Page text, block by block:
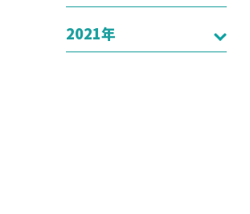
2021年